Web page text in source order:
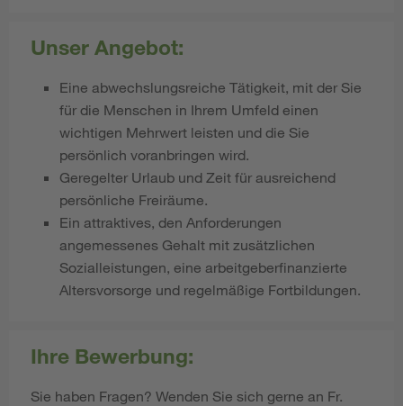
Unser Angebot:
Eine abwechslungsreiche Tätigkeit, mit der Sie
für die Menschen in Ihrem Umfeld einen
wichtigen Mehrwert leisten und die Sie
persönlich voranbringen wird.
Geregelter Urlaub und Zeit für ausreichend
persönliche Freiräume.
Ein attraktives, den Anforderungen
angemessenes Gehalt mit zusätzlichen
Sozialleistungen, eine arbeitgeberfinanzierte
Altersvorsorge und regelmäßige Fortbildungen.
Ihre Bewerbung:
Sie haben Fragen? Wenden Sie sich gerne an Fr.